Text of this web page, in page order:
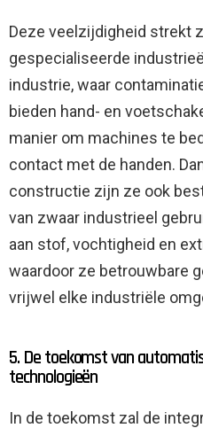
Deze veelzijdigheid strekt
gespecialiseerde
industrie, waar
bieden hand- en
manier om machines te
contact met de handen.
constructie zijn ze ook
van zwaar industrieel
aan stof, vochtigheid en
waardoor ze betrouwbare
vrijwel elke industriële
5. De toekomst van
technologieën
In de toekomst zal de